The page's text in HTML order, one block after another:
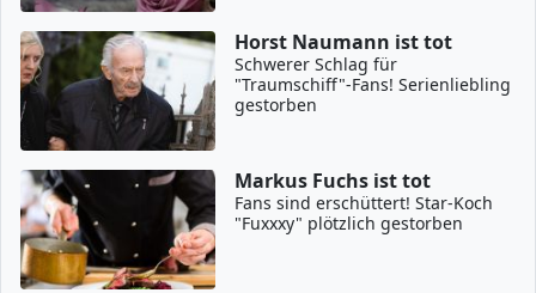
Horst Naumann ist tot
Schwerer Schlag für
"Traumschiff"-Fans! Serienliebling
gestorben
Markus Fuchs ist tot
Fans sind erschüttert! Star-Koch
"Fuxxxy" plötzlich gestorben